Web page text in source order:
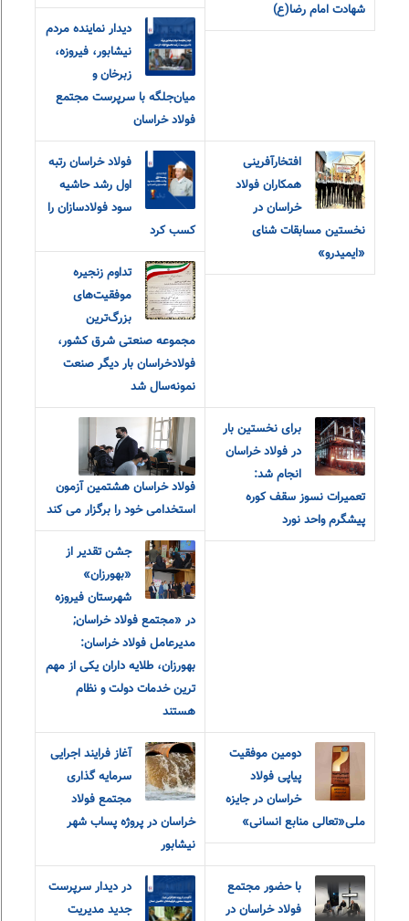
شهادت امام‌ رضا(ع)
دیدار نماینده مردم
نیشابور، فیروزه،
زبرخان و
میان‌جلگه با سرپرست مجتمع
فولاد خراسان
افتخارآفرینی
همکاران فولاد
خراسان در
نخستین مسابقات شنای
«ایمیدرو»
فولاد خراسان رتبه
اول رشد حاشیه
سود فولادسازان را
کسب کرد
تداوم زنجیره
موفقیت‌های
بزرگ‌ترین
مجموعه صنعتی شرق کشور،
فولادخراسان بار دیگر صنعت
نمونه‌سال شد
برای نخستین بار
در فولاد خراسان
انجام شد:
تعمیرات نسوز سقف کوره
پیشگرم واحد نورد
فولاد خراسان هشتمین آزمون
استخدامی خود را برگزار می کند
جشن تقدیر از
«بهورزان»
شهرستان فیروزه
در «مجتمع فولاد خراسان;
مدیرعامل فولاد خراسان:
بهورزان، طلایه داران یکی از مهم
ترین خدمات دولت و نظام
هستند
دومین موفقیت
پیاپی فولاد
خراسان در جایزه
ملی«تعالی منابع انسانی»
آغاز فرایند اجرایی
سرمایه گذاری
مجتمع فولاد
خراسان در پروژه پساب شهر
نیشابور
با حضور مجتمع
فولاد خراسان در
در دیدار سرپرست
جدید مدیریت